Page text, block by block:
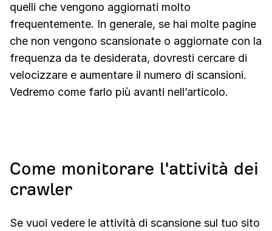
quelli che vengono aggiornati molto
frequentemente. In generale, se hai molte pagine
che non vengono scansionate o aggiornate con la
frequenza da te desiderata, dovresti cercare di
velocizzare e aumentare il numero di scansioni.
Vedremo come farlo più avanti nell’articolo.
Come monitorare l'attività dei
crawler
Se vuoi vedere le attività di scansione sul tuo sito